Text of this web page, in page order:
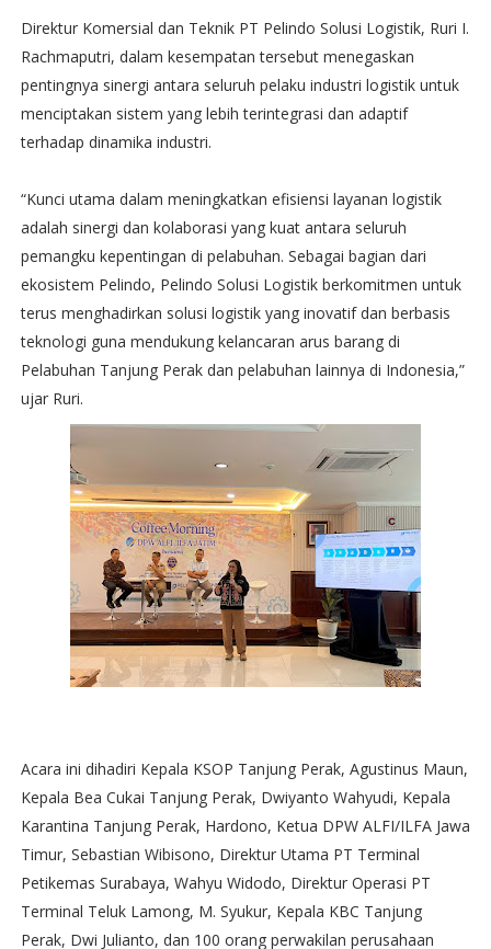
Direktur Komersial dan Teknik PT Pelindo Solusi Logistik, Ruri I.
Rachmaputri, dalam kesempatan tersebut menegaskan
pentingnya sinergi antara seluruh pelaku industri logistik untuk
menciptakan sistem yang lebih terintegrasi dan adaptif
terhadap dinamika industri.
“Kunci utama dalam meningkatkan efisiensi layanan logistik
adalah sinergi dan kolaborasi yang kuat antara seluruh
pemangku kepentingan di pelabuhan. Sebagai bagian dari
ekosistem Pelindo, Pelindo Solusi Logistik berkomitmen untuk
terus menghadirkan solusi logistik yang inovatif dan berbasis
teknologi guna mendukung kelancaran arus barang di
Pelabuhan Tanjung Perak dan pelabuhan lainnya di Indonesia,”
ujar Ruri.
Acara ini dihadiri Kepala KSOP Tanjung Perak, Agustinus Maun,
Kepala Bea Cukai Tanjung Perak, Dwiyanto Wahyudi, Kepala
Karantina Tanjung Perak, Hardono, Ketua DPW ALFI/ILFA Jawa
Timur, Sebastian Wibisono, Direktur Utama PT Terminal
Petikemas Surabaya, Wahyu Widodo, Direktur Operasi PT
Terminal Teluk Lamong, M. Syukur, Kepala KBC Tanjung
Perak, Dwi Julianto, dan 100 orang perwakilan perusahaan